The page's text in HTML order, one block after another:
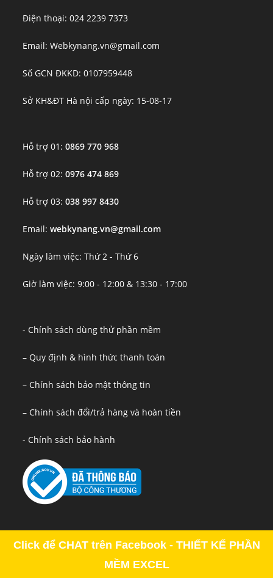
Điện thoại: 024 2239 7373
Email: Webkynang.vn@gmail.com
Số GCN ĐKKD: 0107959448
Sở KH&ĐT Hà nội cấp ngày: 15-08-17
Hỗ trợ 01:0869 770 968
Hỗ trợ 02:0976 474 869
Hỗ trợ 03:038 997 8430
Email:webkynang.vn@gmail.com
Ngày làm việc: Thứ 2 - Thứ 6
Giờ làm việc: 9:00 - 12:00 & 13:30 - 17:00
- Chính sách dùng thử phần mềm
– Quy định & hình thức thanh toán
– Chính sách bảo mật thông tin
– Chính sách đổi/trả hàng và hoàn tiền
- Chính sách bảo hành
Copyright - OceanWP Theme by OceanWP
Click để CHAT trên Facebook - THIẾT KẾ PHẦN
MỀM EXCEL